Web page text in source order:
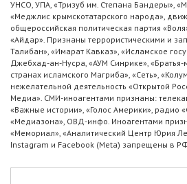
УНСО, УПА, «Тризуб им. Степана Бандеры»,
«Меджлис крымскотатарского народа»,
общероссийская политическая партия
«Айдар». Признаны террористическими и
Талибан», «Имарат Кавказ», «Исламское
Джебхад-ан-Нусра, «АУМ Синрике»,
странах исламского Магриба», «Сеть»,
нежелательной деятельность «Открытой
Медиа». СМИ-иноагентами признаны:
«Важные истории», «Голос Америки», радио
«Медиазона», ОВД-инфо. Иноагентами
«Мемориал», «Аналитический Центр Юрия
Instagram и Facebook (Metа) запрещены в РФ